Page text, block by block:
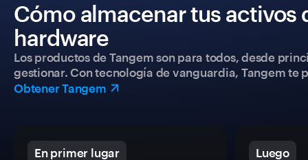
Cómo almacenar tus activos
hardware
Los productos de Tangem son para todos, desde
gestionar. Con tecnología de vanguardia, Tangem
Obtener Tangem
En primer lugar Luego